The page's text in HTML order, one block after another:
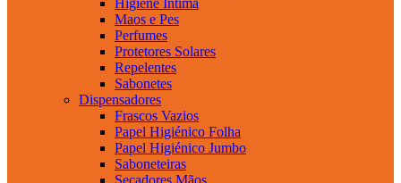
Maos e Pes
Perfumes
Protetores Solares
Repelentes
Sabonetes
Dispensadores
Frascos Vazios
Papel Higiénico Folha
Papel Higiénico Jumbo
Saboneteiras
Secadores Mãos